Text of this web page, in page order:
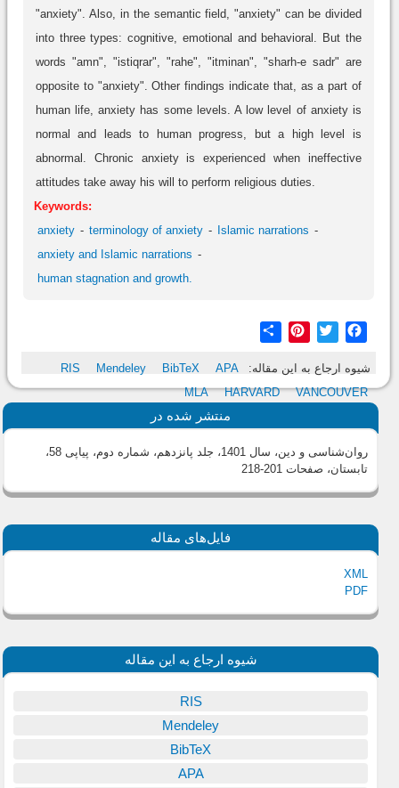
"anxiety". Also, in the semantic field, "anxiety" can be divided
into three types: cognitive, emotional and behavioral. But the
words "amn", "istiqrar", "rahe", "itminan", "sharh-e sadr" are
opposite to "anxiety". Other findings indicate that, as a part of
human life, anxiety has some levels. A low level of anxiety is
normal and leads to human progress, but a high level is
abnormal. Chronic anxiety is experienced when ineffective
attitudes take away his will to perform religious duties.
Keywords:
anxiety
terminology of anxiety
Islamic narrations
anxiety and Islamic narrations
human stagnation and growth.
Facebook
Twitter
Pinterest
شیوه ارجاع به این مقاله: RIS Mendeley BibTeX
APA
MLA
HARVARD VANCOUVER
منتشر شده در
روان‌شناسی و دین، سال 1401، جلد پانزدهم، شماره دوم، پیاپی 58،
تابستان، صفحات 201-218
فایل‌های مقاله
XML
PDF
شیوه ارجاع به این مقاله
RIS
Mendeley
BibTeX
APA